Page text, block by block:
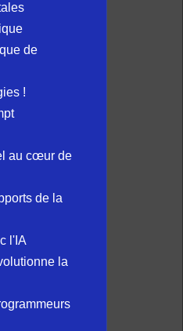
de
!
au cœur de
de la
l'IA
la